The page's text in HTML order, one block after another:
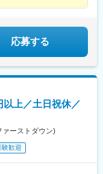
応募する
上／土日祝休／
ァーストダウン)
験歓迎